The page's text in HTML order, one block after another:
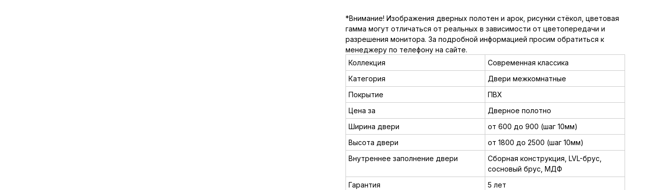
*Внимание! Изображения дверных полотен и арок, рисунки стёкол, цветовая
гамма могут отличаться от реальных в зависимости от цветопередачи и
разрешения монитора. За подробной информацией просим обратиться к
менеджеру по телефону на сайте.
Коллекция
Современная классика
Категория
Двери межкомнатные
Покрытие
ПВХ
Цена за
Дверное полотно
Ширина двери
от 600 до 900 (шаг 10мм)
Высота двери
от 1800 до 2500 (шаг 10мм)
Внутреннее заполнение двери
Сборная конструкция, LVL-брус,
сосновый брус, МДФ
Гарантия
5 лет